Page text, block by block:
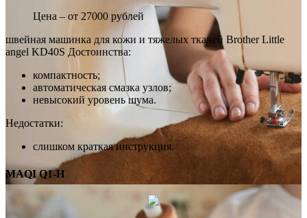
Цена – от 27000 рублей
швейная машинка для кожи и тяжелых тканей Brother Little
angel KD40S Достоинства:
компактность;
автоматическая смазка узлов;
невысокий уровень шума.
Недостатки:
слишком краткая инструкция.
MAQI Q1-H